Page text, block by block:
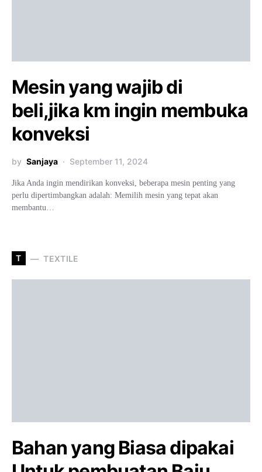
Mesin yang wajib di
beli,jika km ingin membuka
konveksi
by Sanjaya September 11, 2024
Jika Anda ingin mendirikan konveksi, beberapa mesin penting yang
perlu dipertimbangkan adalah: Memilih mesin yang tepat akan
membantu…
T TEXTILE
Bahan yang Biasa dipakai